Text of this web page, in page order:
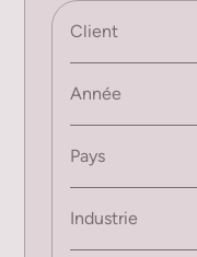
Client
Année
Pays
Industrie